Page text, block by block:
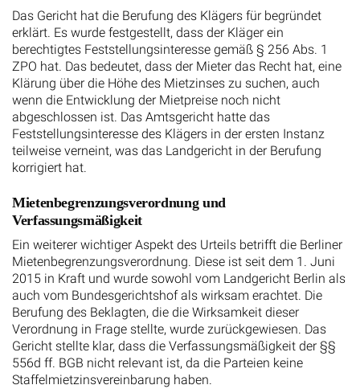
Das Gericht hat die Berufung des Klägers für begründet
erklärt. Es wurde festgestellt, dass der Kläger ein
berechtigtes Feststellungsinteresse gemäß § 256 Abs. 1
ZPO hat. Das bedeutet, dass der Mieter das Recht hat, eine
Klärung über die Höhe des Mietzinses zu suchen, auch
wenn die Entwicklung der Mietpreise noch nicht
abgeschlossen ist. Das Amtsgericht hatte das
Feststellungsinteresse des Klägers in der ersten Instanz
teilweise verneint, was das Landgericht in der Berufung
korrigiert hat.
Mietenbegrenzungsverordnung und
Verfassungsmäßigkeit
Ein weiterer wichtiger Aspekt des Urteils betrifft die Berliner
Mietenbegrenzungsverordnung. Diese ist seit dem 1. Juni
2015 in Kraft und wurde sowohl vom Landgericht Berlin als
auch vom Bundesgerichtshof als wirksam erachtet. Die
Berufung des Beklagten, die die Wirksamkeit dieser
Verordnung in Frage stellte, wurde zurückgewiesen. Das
Gericht stellte klar, dass die Verfassungsmäßigkeit der §§
556d ff. BGB nicht relevant ist, da die Parteien keine
Staffelmietzinsvereinbarung haben.